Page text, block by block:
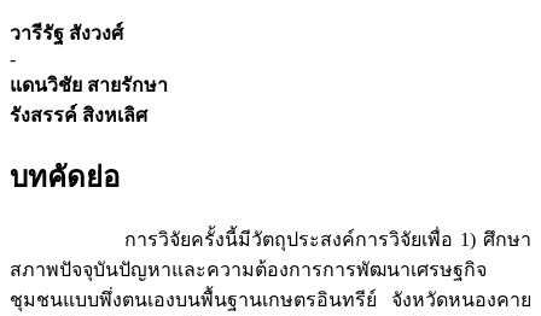
วารีรัฐ สังวงศ์
-
แดนวิชัย สายรักษา
รังสรรค์ สิงหเลิศ
บทคัดย่อ
การวิจัยครั้งนี้มีวัตถุประสงค์การวิจัยเพื่อ 1) ศึกษา
สภาพปัจจุบันปัญหาและความต้องการการพัฒนาเศรษฐกิจ
ชุมชนแบบพึ่งตนเองบนพื้นฐานเกษตรอินทรีย์ จังหวัดหนองคาย